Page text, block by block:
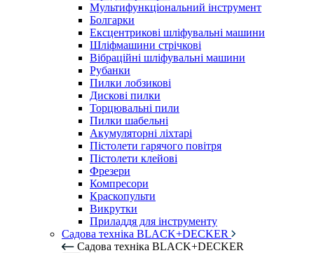
Мультифункціональний інструмент
Болгарки
Ексцентрикові шліфувальні машини
Шліфмашини стрічкові
Вібраційні шліфувальні машини
Рубанки
Пилки лобзикові
Дискові пилки
Торцювальні пили
Пилки шабельні
Акумуляторні ліхтарі
Пістолети гарячого повітря
Пістолети клейові
Фрезери
Компресори
Краскопульти
Викрутки
Приладдя для інструменту
Садова техніка BLACK+DECKER
Садова техніка BLACK+DECKER